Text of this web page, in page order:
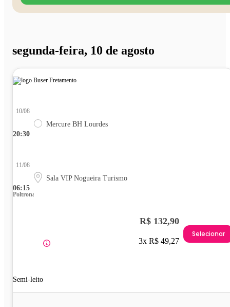
segunda-feira, 10 de agosto
20:30
10/08
Mercure BH Lourdes
06:15
11/08
Sala VIP Nogueira Turismo
Poltrona
Semi-leito
R$ 132,90
3x R$ 49,27
Selecionar